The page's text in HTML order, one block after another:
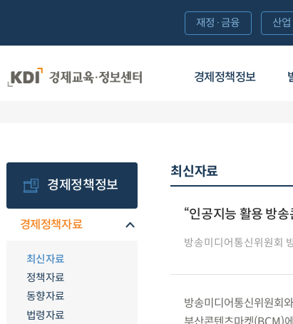
경제정책정보
재정·금융 산
경제정책정보
경제정책자료
최신자료
정책자료
동향자료
법령자료
최신자료
“인공지능 활용 방
방송미디어통신위원회
방송미디어통신위원회